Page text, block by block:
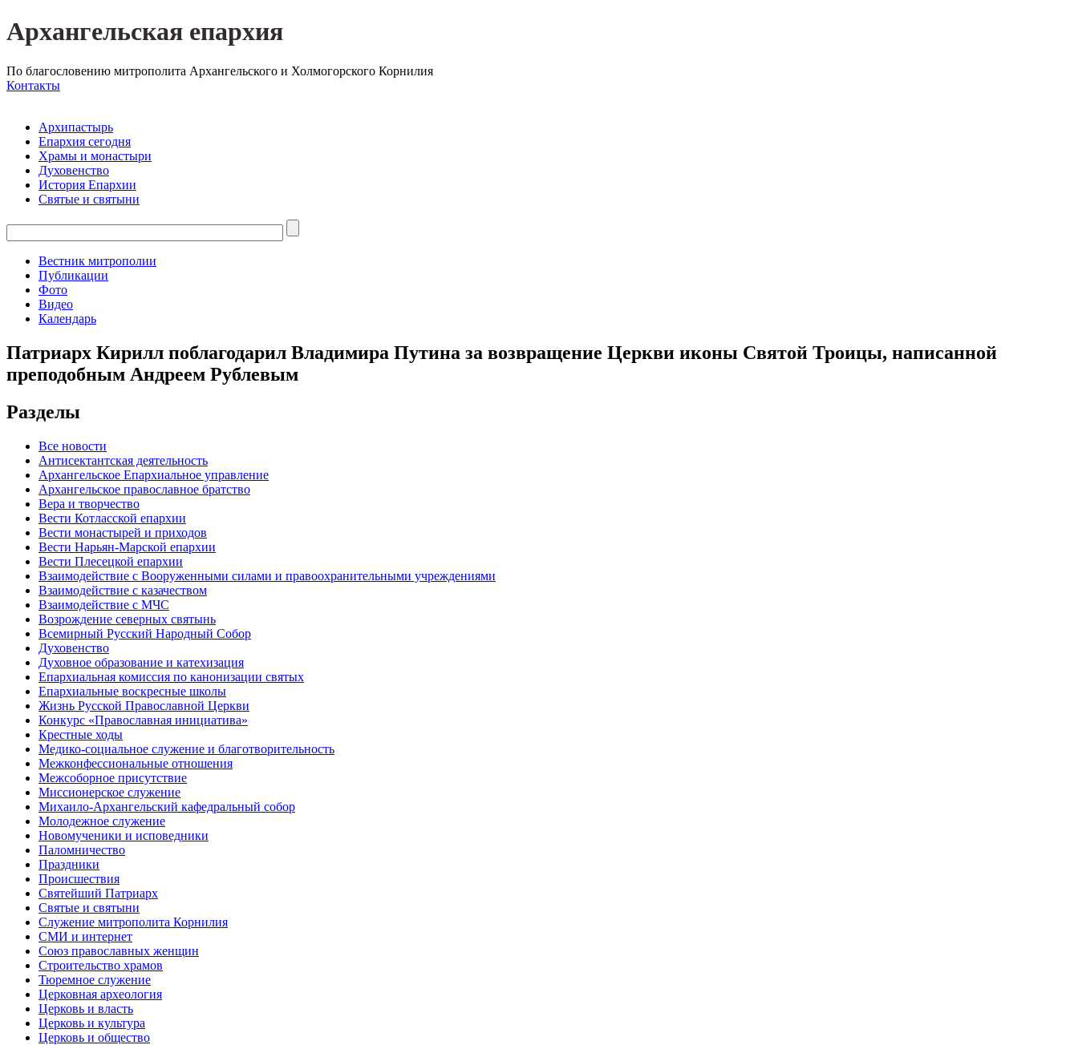
Архангельская епархия
По благословению митрополита Архангельского и Холмогорского Корнилия
Контакты
Архипастырь
Епархия сегодня
Храмы и монастыри
Духовенство
История Епархии
Святые и святыни
Вестник митрополии
Публикации
Фото
Видео
Календарь
Патриарх Кирилл поблагодарил Владимира Путина за возвращение Церкви иконы Святой Троицы, написанной
преподобным Андреем Рублевым
Разделы
Все новости
Антисектантская деятельность
Архангельское Епархиальное управление
Архангельское православное братство
Вера и творчество
Вести Котласской епархии
Вести монастырей и приходов
Вести Нарьян-Марской епархии
Вести Плесецкой епархии
Взаимодействие с Вооруженными силами и правоохранительными учреждениями
Взаимодействие с казачеством
Взаимодействие с МЧС
Возрождение северных святынь
Всемирный Русский Народный Собор
Духовенство
Духовное образование и катехизация
Епархиальная комиссия по канонизации святых
Епархиальные воскресные школы
Жизнь Русской Православной Церкви
Конкурс «Православная инициатива»
Крестные ходы
Медико-социальное служение и благотворительность
Межконфессиональные отношения
Межсоборное присутствие
Миссионерское служение
Михаило-Архангельский кафедральный собор
Молодежное служение
Новомученики и исповедники
Паломничество
Праздники
Происшествия
Святейший Патриарх
Святые и святыни
Служение митрополита Корнилия
СМИ и интернет
Союз православных женщин
Строительство храмов
Тюремное служение
Церковная археология
Церковь и власть
Церковь и культура
Церковь и общество